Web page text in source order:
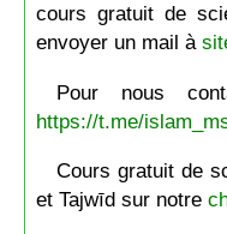
cours gratuit de
envoyer un mail à
Pour nous
https://t.me/
Cours gratuit de
et Tajwīd sur notre